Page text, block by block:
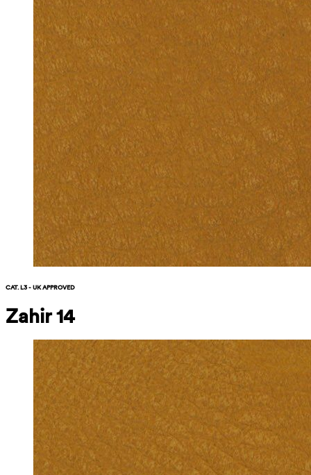
CAT. L3 - UK APPROVED
Zahir 14